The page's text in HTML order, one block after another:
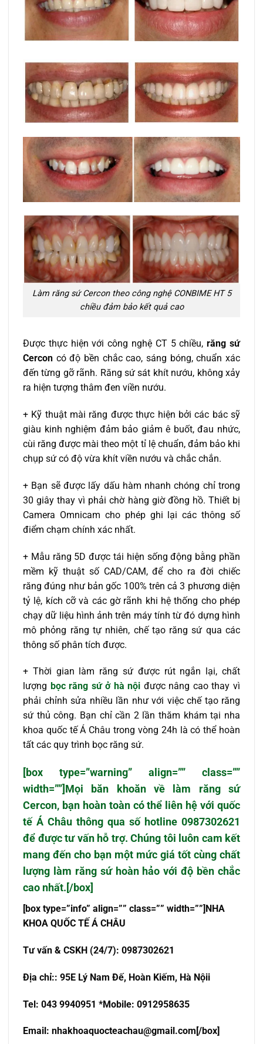
Làm răng sứ Cercon theo công nghệ CONBIME HT 5
chiều đảm bảo kết quả cao
Được thực hiện với công nghệ CT 5 chiều,răng sứ
Cercon có độ bền chắc cao, sáng bóng, chuẩn xác
đến từng gỡ rãnh. Răng sứ sát khít nướu, không xảy
ra hiện tượng thâm đen viền nướu.
+ Kỹ thuật mài răng được thực hiện bởi các bác sỹ
giàu kinh nghiệm đảm bảo giảm ê buốt, đau nhức,
cùi răng được mài theo một tỉ lệ chuẩn, đảm bảo khi
chụp sứ có độ vừa khít viền nướu và chắc chắn.
+ Bạn sẽ được lấy dấu hàm nhanh chóng chỉ trong
30 giây thay vì phải chờ hàng giờ đồng hồ. Thiết bị
Camera Omnicam cho phép ghi lại các thông số
điểm chạm chính xác nhất.
+ Mẫu răng 5D được tái hiện sống động bằng phần
mềm kỹ thuật số CAD/CAM, để cho ra đời chiếc
răng đúng như bản gốc 100% trên cả 3 phương diện
tỷ lệ, kích cỡ và các gờ rãnh khi hệ thống cho phép
chạy dữ liệu hình ảnh trên máy tính từ đó dựng hình
mô phỏng răng tự nhiên, chế tạo răng sứ qua các
thông số phân tích được.
+ Thời gian làm răng sứ được rút ngắn lại, chất
lượng bọc răng sứ ở hà nội được nâng cao thay vì
phải chỉnh sửa nhiều lần như với việc chế tạo răng
sứ thủ công. Bạn chỉ cần 2 lần thăm khám tại nha
khoa quốc tế Á Châu trong vòng 24h là có thể hoàn
tất các quy trình bọc răng sứ.
[box type=”warning” align=”” class=””
width=””]Mọi băn khoăn về làm răng sứ
Cercon, bạn hoàn toàn có thể liên hệ với quốc
tế Á Châu thông qua số hotline 0987302621
để được tư vấn hỗ trợ. Chúng tôi luôn cam kết
mang đến cho bạn một mức giá tốt cùng chất
lượng làm răng sứ hoàn hảo với độ bền chắc
cao nhất.[/box]
[box type=”info” align=”” class=”” width=””]NHA
KHOA QUỐC TẾ Á CHÂU
Tưvấn & CSKH (24/7): 0987302621
Địa chỉ:: 95E Lý Nam Đế, Hoàn Kiếm, Hà Nộii
Tel: 043 9940951 *Mobile: 0912958635
Email: nhakhoaquocteachau@gmail.com [/box]